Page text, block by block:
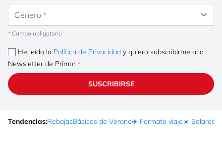
* Campo obligatorio
He leído la Política de Privacidad y quiero subscribirme a la
Newsletter de Primor
SUSCRIBIRSE
Tendencias:RebajasBásicos de Verano✈️ Formato viaje☀️ Solares